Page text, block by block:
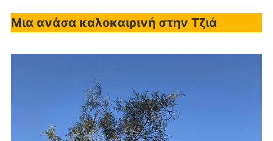
Μια ανάσα καλοκαιρινή στην Τζιά